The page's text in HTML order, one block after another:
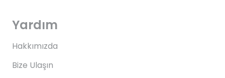
Yardım
Hakkımızda
Bize Ulaşın